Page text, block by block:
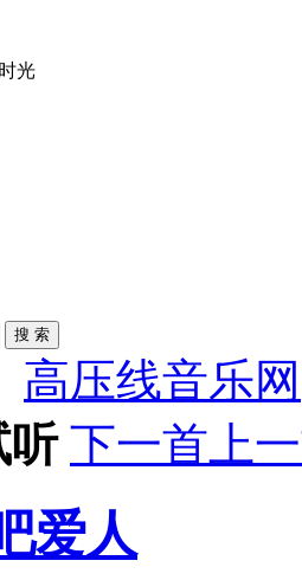
光
搜 索
高压线音乐网
听 下一首 上
爱人